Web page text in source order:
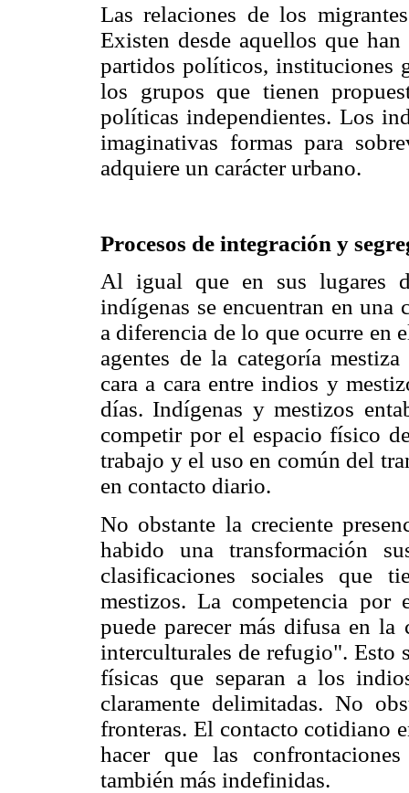
Las relaciones de los
Existen desde aquellos que
partidos políticos, instituciones
los grupos que tienen
políticas independientes. Los
imaginativas formas para
adquiere un carácter urbano.
Procesos de integración y
Al igual que en sus lugares
indígenas se encuentran en
a diferencia de lo que ocurre en
agentes de la categoría
cara a cara entre indios y
días. Indígenas y mestizos
competir por el espacio físico
trabajo y el uso en común del
en contacto diario.
No obstante la creciente
habido una transformación
clasificaciones sociales que
mestizos. La competencia
puede parecer más difusa en
interculturales de refugio". Esto
físicas que separan a los
claramente delimitadas. No
fronteras. El contacto cotidiano
hacer que las
también más indefinidas.